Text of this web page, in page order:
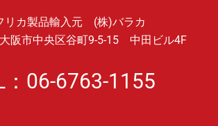
リカ製品輸入元 (株)バラカ
阪市中央区谷町9-5-15 中田ビル4F
：06-6763-1155